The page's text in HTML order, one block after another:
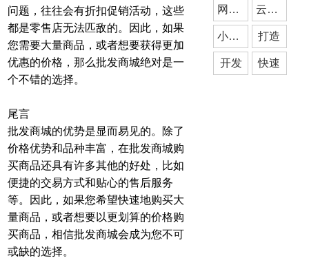
问题，往往会有折扣促销活动，这些
都是零售店无法匹敌的。因此，如果
您需要大量商品，或者想要获得更加
优惠的价格，那么批发商城绝对是一
个不错的选择。
尾言
批发商城的优势是显而易见的。除了
价格优势和品种丰富，在批发商城购
买商品还具有许多其他的好处，比如
便捷的交易方式和贴心的售后服务
等。因此，如果您希望快速地购买大
量商品，或者想要以更划算的价格购
买商品，相信批发商城会成为您不可
或缺的选择。
网站建设 云派小程序开发
小程序开发 打造
开发 快速